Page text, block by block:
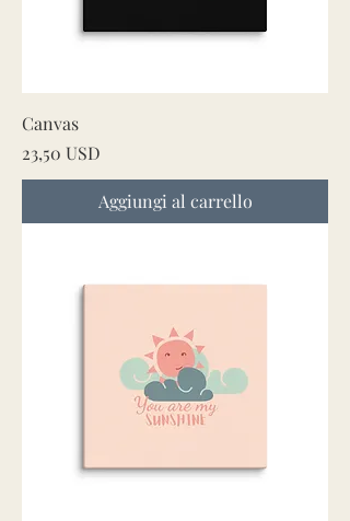
Canvas
Prezzo
23,50 USD
Aggiungi al carrello